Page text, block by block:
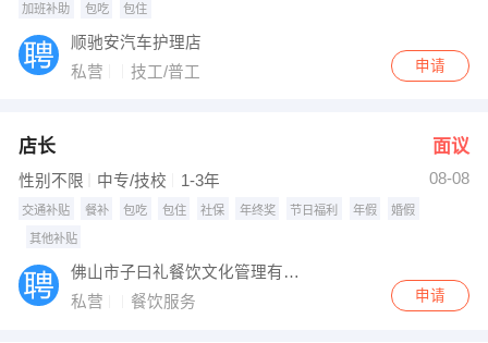
加班补助 包吃 包住
顺驰安汽车护理店
私营
技工/普工 申请
店长 面议
性别不限 中专/技校 1-3年 08-08
交通补贴 餐补 包吃 包住 社保 年终奖 节日福利 年假 婚假
其他补贴
佛山市子曰礼餐饮文化管理有限公司
私营
餐饮服务 申请